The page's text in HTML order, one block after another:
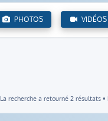
PHOTOS VIDÉOS
La recherche a retourné 2 résultats •